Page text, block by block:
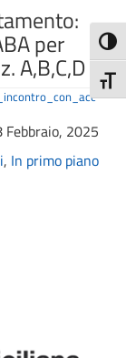
per
A,B,C,D
Febbraio, 2025
, In primo piano